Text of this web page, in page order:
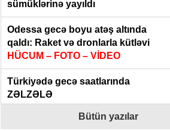
sümüklərinə yayıldı
Odessa gecə boyu atəş altında
qaldı: Raket və dronlarla kütləvi
HÜCUM – FOTO – VİDEO
Türkiyədə gecə saatlarında
ZƏLZƏLƏ
Beyləqanda kanalda batan 21 yaşlı
Bütün yazılar